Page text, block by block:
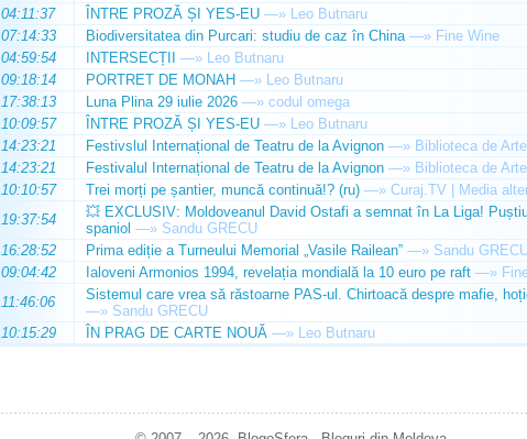
04:11:37
ÎNTRE PROZĂ ȘI YES-EU —» Leo Butnaru
07:14:33
Biodiversitatea din Purcari: studiu de caz în China —» Fine Wine
04:59:54
INTERSECȚII —» Leo Butnaru
09:18:14
PORTRET DE MONAH —» Leo Butnaru
17:38:13
Luna Plina 29 iulie 2026 —» codul omega
10:09:57
ÎNTRE PROZĂ ȘI YES-EU —» Leo Butnaru
14:23:21
Festivslul Internațional de Teatru de la Avignon —» Biblioteca de
14:23:21
Festivalul Internațional de Teatru de la Avignon —» Biblioteca de
10:10:57
Trei morți pe șantier, muncă continuă!? (ru) —» Curaj.TV | Media
19:37:54
💥 EXCLUSIV: Moldoveanul David Ostafi a semnat în La Liga!
spaniol —» Sandu GRECU
16:28:52
Prima ediție a Turneului Memorial „Vasile Railean” —» Sandu
09:04:42
Ialoveni Armonios 1994, revelația mondială la 10 euro pe raft —»
11:46:06
Sistemul care vrea să răstoarne PAS-ul. Chirtoacă despre mafie,
—» Sandu GRECU
10:15:29
ÎN PRAG DE CARTE NOUĂ —» Leo Butnaru